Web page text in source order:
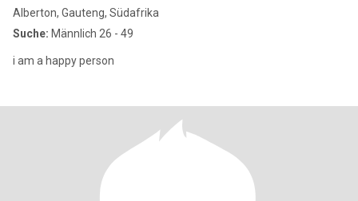
Alberton, Gauteng, Südafrika
Suche: Männlich 26 - 49
i am a happy person